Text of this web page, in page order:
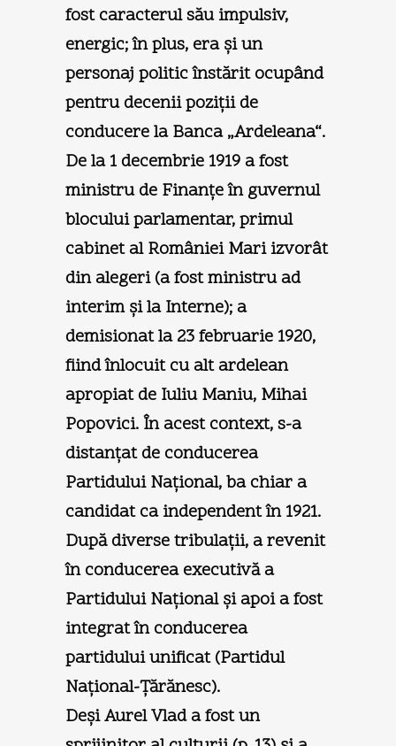
fost caracterul său impulsiv,
energic; în plus, era şi un
personaj politic înstărit ocupând
pentru decenii poziţii de
conducere la Banca „Ardeleana“.
De la 1 decembrie 1919 a fost
ministru de Finanţe în guvernul
blocului parlamentar, primul
cabinet al României Mari izvorât
din alegeri (a fost ministru ad
interim şi la Interne); a
demisionat la 23 februarie 1920,
fiind înlocuit cu alt ardelean
apropiat de Iuliu Maniu, Mihai
Popovici. În acest context, s-a
distanţat de conducerea
Partidului Naţional, ba chiar a
candidat ca independent în 1921.
După diverse tribulaţii, a revenit
în conducerea executivă a
Partidului Naţional şi apoi a fost
integrat în conducerea
partidului unificat (Partidul
Naţional-Ţărănesc).
Deşi Aurel Vlad a fost un